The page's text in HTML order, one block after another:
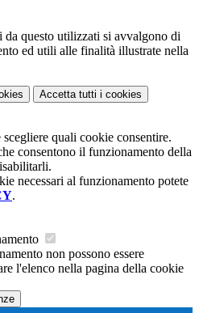
questo utilizzati si avvalgono di
ed utili alle finalità illustrate nella
Accetta tutti i cookies
quali cookie consentire.
consentono il funzionamento della
necessari al funzionamento potete
.
non possono essere
l'elenco nella pagina della cookie